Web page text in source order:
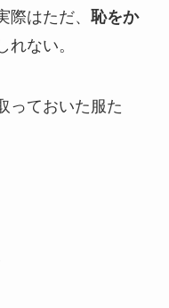
はただ、 恥をか
れない。
っておいた服た